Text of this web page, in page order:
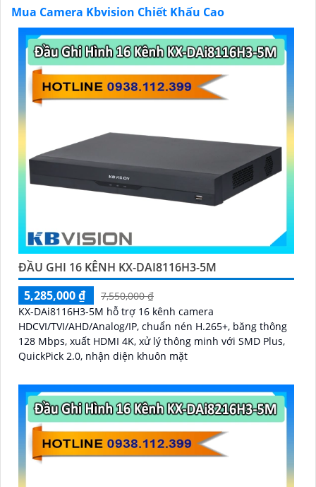
Hãy đến với chúng tôi để trải nghiệm dịch vụ tốt nhất
và nhận được sự tư vấn chuyên nghiệp về giải pháp an
ninh cần thiết!"
Hy vọng những câu giới thiệu trên sẽ giúp bạn thành
công trong việc tiếp cận khách hàng và tăng cơ hội
bán hàng của bạn. Nếu có bất kỳ yêu cầu hay câu hỏi
nào khác, bạn có thể chia sẻ để tôi hỗ trợ bạn tốt hơn!
Mua Camera Kbvision Chiết Khấu Cao
ĐẦU GHI 16 KÊNH KX-DAI8116H3-5M
5,285,000 ₫
7,550,000 ₫
KX-DAi8116H3-5M hỗ trợ 16 kênh camera
HDCVI/TVI/AHD/Analog/IP, chuẩn nén H.265+, băng thông
128 Mbps, xuất HDMI 4K, xử lý thông minh với SMD Plus,
QuickPick 2.0, nhận diện khuôn mặt